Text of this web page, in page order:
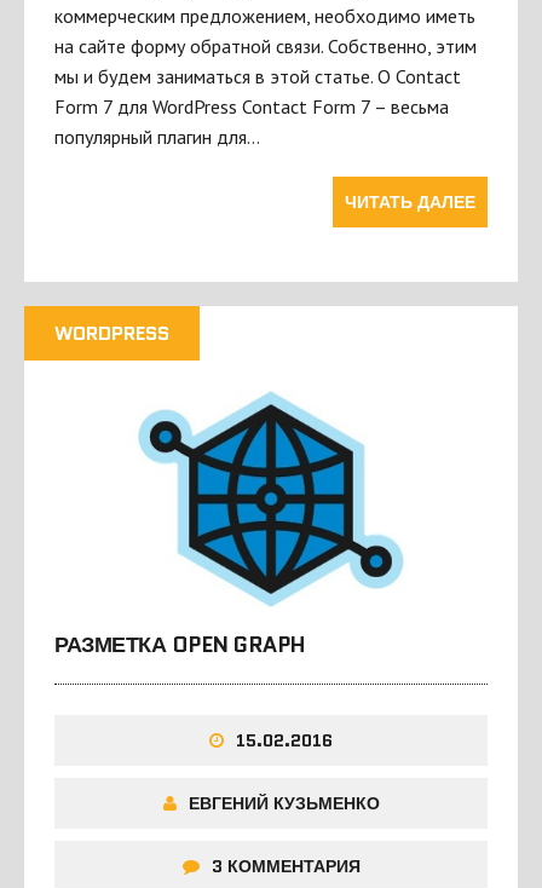
коммерческим предложением, необходимо иметь
на сайте форму обратной связи. Собственно, этим
мы и будем заниматься в этой статье. О Contact
Form 7 для WordPress Contact Form 7 – весьма
популярный плагин для…
ЧИТАТЬ ДАЛЕЕ
WORDPRESS
РАЗМЕТКА OPEN GRAPH
15.02.2016
ЕВГЕНИЙ КУЗЬМЕНКО
3 КОММЕНТАРИЯ